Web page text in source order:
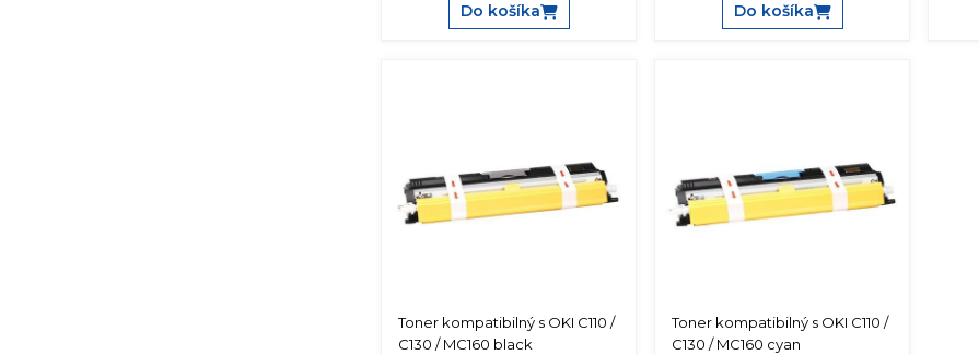
Do košíka Do košíka
Toner kompatibilný s OKI C110 /
C130 / MC160 black
Toner kompatibilný s OKI C110 /
C130 / MC160 cyan